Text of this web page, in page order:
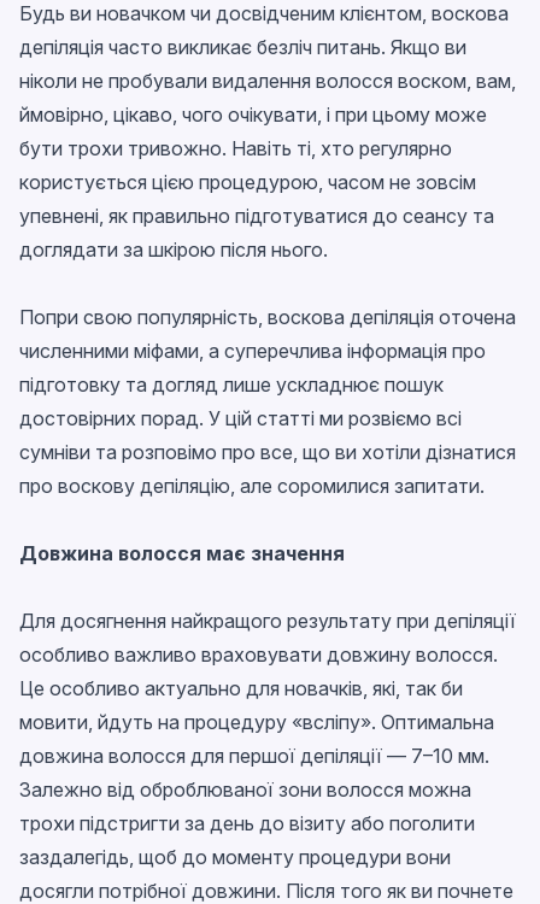
Будь ви новачком чи досвідченим клієнтом, воскова
депіляція часто викликає безліч питань. Якщо ви
ніколи не пробували видалення волосся воском, вам,
ймовірно, цікаво, чого очікувати, і при цьому може
бути трохи тривожно. Навіть ті, хто регулярно
користується цією процедурою, часом не зовсім
упевнені, як правильно підготуватися до сеансу та
доглядати за шкірою після нього.
Попри свою популярність, воскова депіляція оточена
численними міфами, а суперечлива інформація про
підготовку та догляд лише ускладнює пошук
достовірних порад. У цій статті ми розвіємо всі
сумніви та розповімо про все, що ви хотіли дізнатися
про воскову депіляцію, але соромилися запитати.
Довжина волосся має значення
Для досягнення найкращого результату при депіляції
особливо важливо враховувати довжину волосся.
Це особливо актуально для новачків, які, так би
мовити, йдуть на процедуру «всліпу». Оптимальна
довжина волосся для першої депіляції — 7–10 мм.
Залежно від оброблюваної зони волосся можна
трохи підстригти за день до візиту або поголити
заздалегідь, щоб до моменту процедури вони
досягли потрібної довжини. Після того як ви почнете